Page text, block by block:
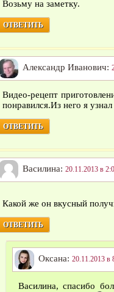
Возьму на заметку.
ОТВЕТИТЬ
Александр Иванович:
Видео-рецепт
понравился.Из него я
ОТВЕТИТЬ
Василина: 20.11.2013 в
Какой же он вкусный
ОТВЕТИТЬ
Оксана: 20.11.2013 в
Василина, спасибо